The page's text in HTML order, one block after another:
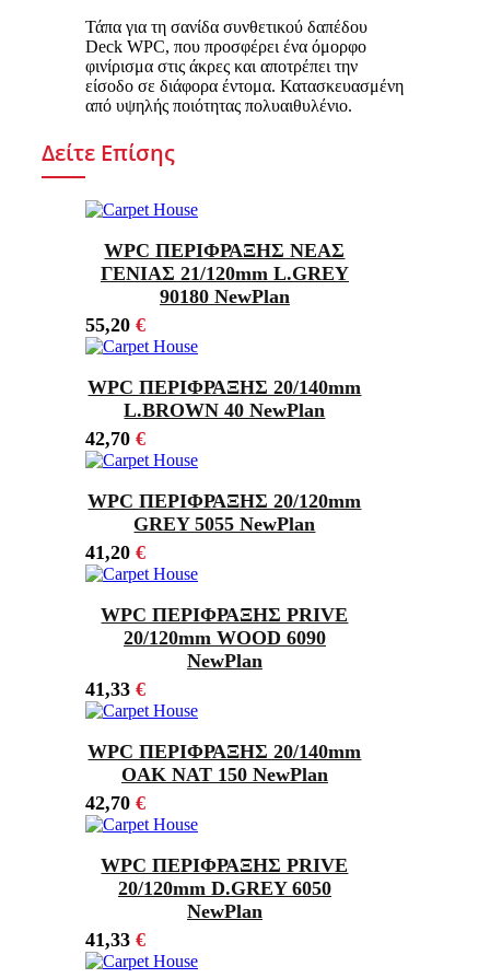
Τάπα για τη σανίδα συνθετικού δαπέδου
Deck WPC, που προσφέρει ένα όμορφο
φινίρισμα στις άκρες και αποτρέπει την
είσοδο σε διάφορα έντομα. Κατασκευασμένη
από υψηλής ποιότητας πολυαιθυλένιο.
Δείτε Επίσης
WPC ΠΕΡΙΦΡΑΞΗΣ ΝΕΑΣ
ΓΕΝΙΑΣ 21/120mm L.GREY
90180 NewPlan
55,20 €
WPC ΠΕΡΙΦΡΑΞΗΣ 20/140mm
L.BROWN 40 NewPlan
42,70 €
WPC ΠΕΡΙΦΡΑΞΗΣ 20/120mm
GREY 5055 NewPlan
41,20 €
WPC ΠΕΡΙΦΡΑΞΗΣ PRIVE
20/120mm WOOD 6090
NewPlan
41,33 €
WPC ΠΕΡΙΦΡΑΞΗΣ 20/140mm
OAK NAT 150 NewPlan
42,70 €
WPC ΠΕΡΙΦΡΑΞΗΣ PRIVE
20/120mm D.GREY 6050
NewPlan
41,33 €